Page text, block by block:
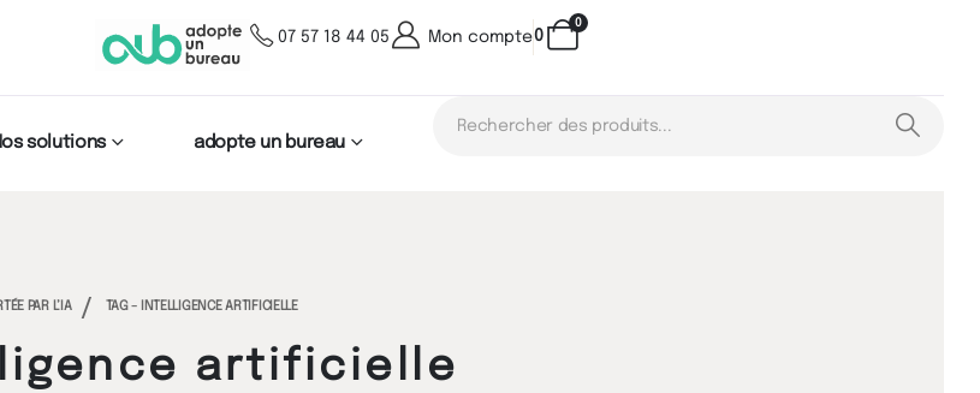
07 57 18 44 05 Mon compte
0
0
solutions adopte un bureau
PAR L’IA TAG - INTELLIGENCE ARTIFICIELLE
artificielle